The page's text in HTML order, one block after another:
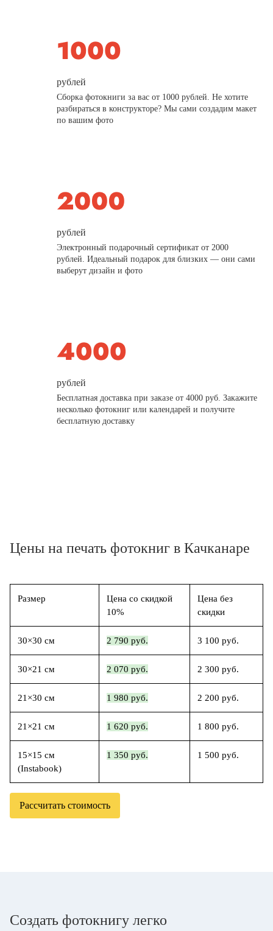
рублей
Сборка фотокниги за вас от 1000 рублей. Не хотите
разбираться в конструкторе? Мы сами создадим макет
по вашим фото
рублей
Электронный подарочный сертификат от 2000
рублей. Идеальный подарок для близких — они сами
выберут дизайн и фото
рублей
Бесплатная доставка при заказе от 4000 руб. Закажите
несколько фотокниг или календарей и получите
бесплатную доставку
Цены на печать фотокниг в Качканаре
Размер
Цена со скидкой
10%
Цена без
скидки
30×30 см 2 790 руб. 3 100 руб.
30×21 см 2 070 руб. 2 300 руб.
21×30 см 1 980 руб. 2 200 руб.
21×21 см 1 620 руб. 1 800 руб.
15×15 см
(Instabook)
1 350 руб. 1 500 руб.
Рассчитать стоимость
Создать фотокнигу легко